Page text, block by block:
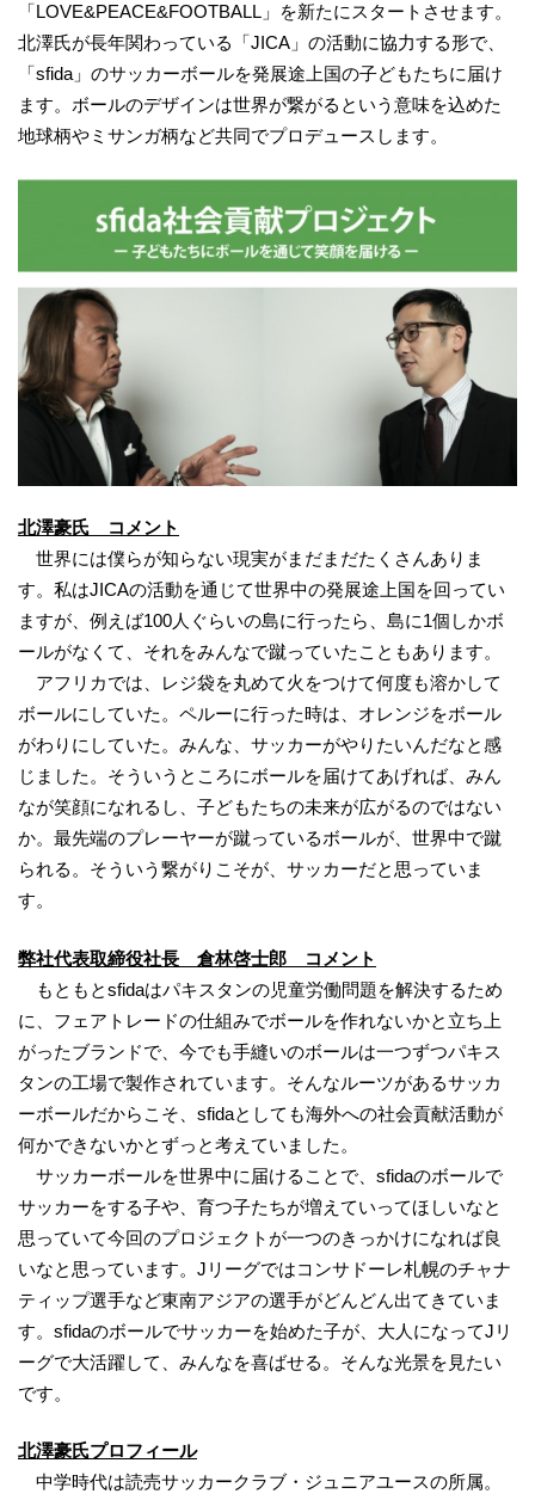
「LOVE&PEACE&FOOTBALL」を新たにスタートさせます。
北澤氏が長年関わっている「JICA」の活動に協力する形で、
「sfida」のサッカーボールを発展途上国の子どもたちに届け
ます。ボールのデザインは世界が繋がるという意味を込めた
地球柄やミサンガ柄など共同でプロデュースします。
北澤豪氏
コメント
世界には僕らが知らない現実がまだまだたくさんありま
す。私はJICAの活動を通じて世界中の発展途上国を回ってい
ますが、例えば100人ぐらいの島に行ったら、島に1個しかボ
ールがなくて、それをみんなで蹴っていたこともあります。
アフリカでは、レジ袋を丸めて火をつけて何度も溶かして
ボールにしていた。ペルーに行った時は、オレンジをボール
がわりにしていた。みんな、サッカーがやりたいんだなと感
じました。そういうところにボールを届けてあげれば、みん
なが笑顔になれるし、子どもたちの未来が広がるのではない
か。最先端のプレーヤーが蹴っているボールが、世界中で蹴
られる。そういう繋がりこそが、サッカーだと思っていま
す。
弊社代表取締役社長 倉林啓士郎 コメント
もともとsfidaはパキスタンの児童労働問題を解決するため
に、フェアトレードの仕組みでボールを作れないかと立ち上
がったブランドで、今でも手縫いのボールは一つずつパキス
タンの工場で製作されています。そんなルーツがあるサッカ
ーボールだからこそ、sfidaとしても海外への社会貢献活動が
何かできないかとずっと考えていました。
サッカーボールを世界中に届けることで、sfidaのボールで
サッカーをする子や、育つ子たちが増えていってほしいなと
思っていて今回のプロジェクトが一つのきっかけになれば良
いなと思っています。Jリーグではコンサドーレ札幌のチャナ
ティップ選手など東南アジアの選手がどんどん出てきていま
す。sfidaのボールでサッカーを始めた子が、大人になってJリ
ーグで大活躍して、みんなを喜ばせる。そんな光景を見たい
です。
北澤豪氏プロフィール
中学時代は読売サッカークラブ・ジュニアユースの所属。